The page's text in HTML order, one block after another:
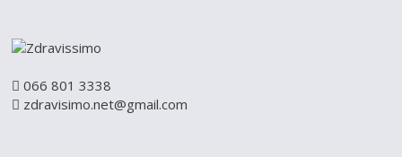
066 801 3338
zdravisimo.net@gmail.com